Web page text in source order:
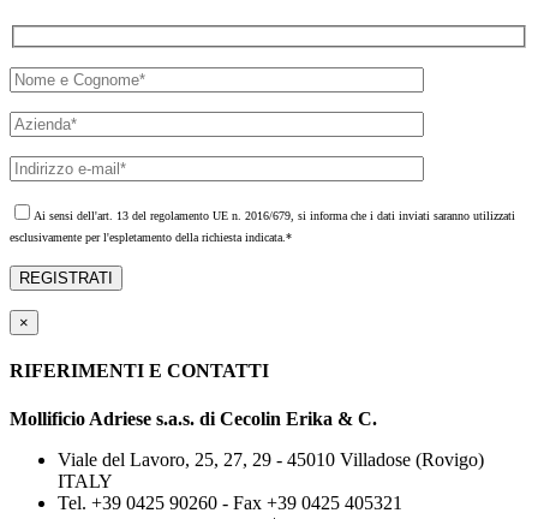
Ai sensi dell'art. 13 del regolamento UE n. 2016/679, si informa che i dati inviati saranno utilizzati
esclusivamente per l'espletamento della richiesta indicata.*
×
RIFERIMENTI E CONTATTI
Mollificio Adriese s.a.s. di Cecolin Erika & C.
Viale del Lavoro, 25, 27, 29 - 45010 Villadose (Rovigo)
ITALY
Tel. +39 0425 90260 - Fax +39 0425 405321